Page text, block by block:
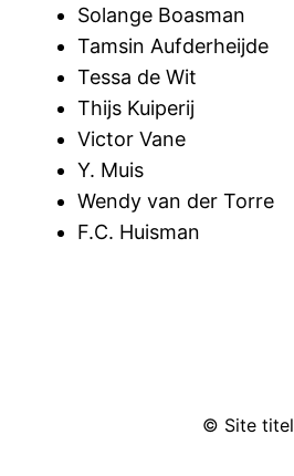
Solange Boasman
Tamsin Aufderheijde
Tessa de Wit
Thijs Kuiperij
Victor Vane
Y. Muis
Wendy van der Torre
F.C. Huisman
© Site titel